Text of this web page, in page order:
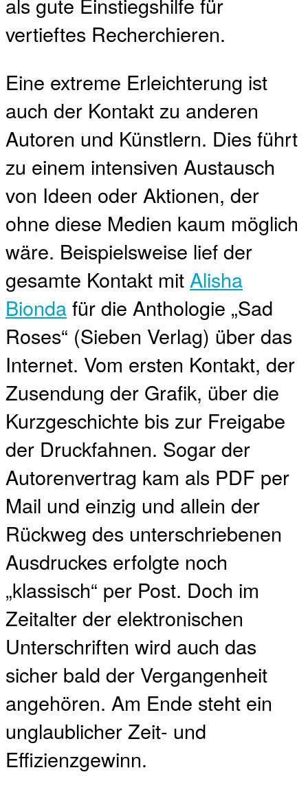
vertieftes Recherchieren.
Eine extreme Erleichterung ist
auch der Kontakt zu anderen
Autoren und Künstlern. Dies führt
zu einem intensiven Austausch
von Ideen oder Aktionen, der
ohne diese Medien kaum möglich
wäre. Beispielsweise lief der
gesamte Kontakt mit Alisha
Biondafür die Anthologie „Sad
Roses“ (Sieben Verlag) über das
Internet. Vom ersten Kontakt, der
Zusendung der Grafik, über die
Kurzgeschichte bis zur Freigabe
der Druckfahnen. Sogar der
Autorenvertrag kam als PDF per
Mail und einzig und allein der
Rückweg des unterschriebenen
Ausdruckes erfolgte noch
„klassisch“ per Post. Doch im
Zeitalter der elektronischen
Unterschriften wird auch das
sicher bald der Vergangenheit
angehören. Am Ende steht ein
unglaublicher Zeit- und
Effizienzgewinn.